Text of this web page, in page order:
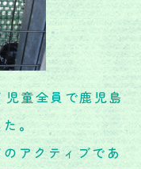
童全員で鹿児島
。
アクティブであ